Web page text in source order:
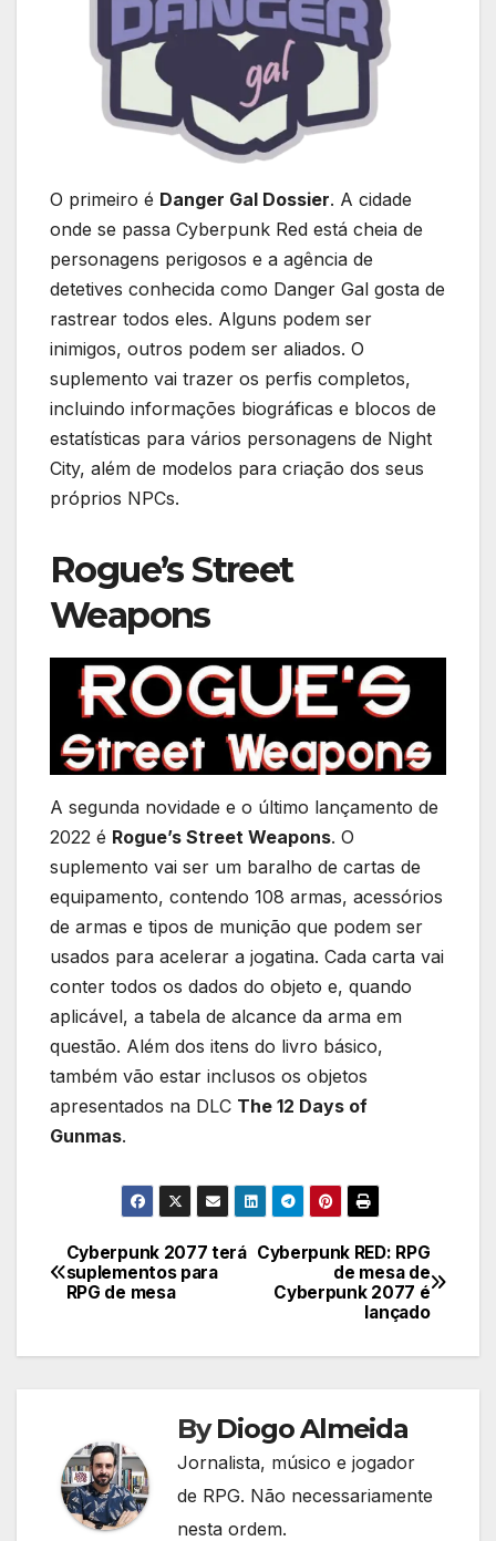
O primeiro é Danger Gal Dossier. A cidade
onde se passa Cyberpunk Red está cheia de
personagens perigosos e a agência de
detetives conhecida como Danger Gal gosta de
rastrear todos eles. Alguns podem ser
inimigos, outros podem ser aliados. O
suplemento vai trazer os perfis completos,
incluindo informações biográficas e blocos de
estatísticas para vários personagens de Night
City, além de modelos para criação dos seus
próprios NPCs.
Rogue’s Street
Weapons
A segunda novidade e o último lançamento de
2022 é Rogue’s Street Weapons. O
suplemento vai ser um baralho de cartas de
equipamento, contendo 108 armas, acessórios
de armas e tipos de munição que podem ser
usados para acelerar a jogatina. Cada carta vai
conter todos os dados do objeto e, quando
aplicável, a tabela de alcance da arma em
questão. Além dos itens do livro básico,
também vão estar inclusos os objetos
apresentados na DLC The 12 Days of
Gunmas.
Navegação
de
Post
Cyberpunk RED: RPG
de mesa de
Cyberpunk 2077 é
lançado
Cyberpunk 2077 terá
suplementos para
RPG de mesa
ByDiogo Almeida
Jornalista, músico e jogador
de RPG. Não necessariamente
nesta ordem.